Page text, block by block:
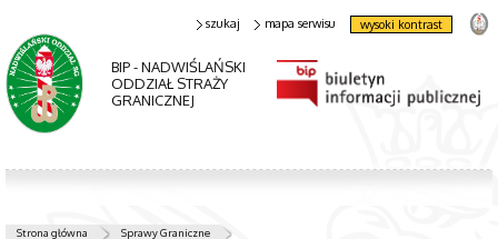
BIP - NADWIŚLAŃSKI
ODDZIAŁ STRAŻY
GRANICZNEJ
szukaj mapa serwisu wysoki kontrast
Strona główna Sprawy Graniczne